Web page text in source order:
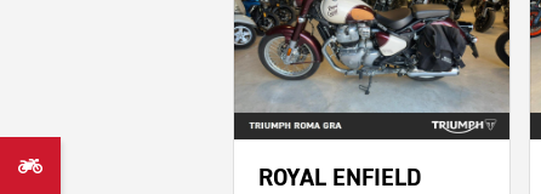
ROYAL ENFIELD